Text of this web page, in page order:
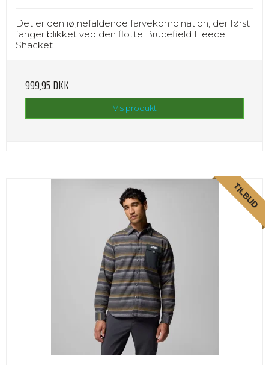
Det er den iøjnefaldende farvekombination, der først
fanger blikket ved den flotte Brucefield Fleece
Shacket.
999,95 DKK
Vis produkt
TILBUD